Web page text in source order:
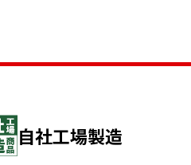
自社工場製造